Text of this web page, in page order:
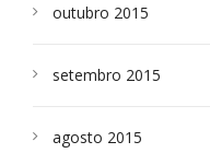
outubro 2015
setembro 2015
agosto 2015